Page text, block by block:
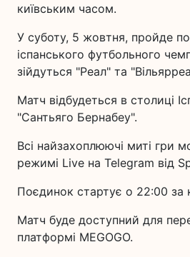
київським часом.
У суботу, 5 жовтня, пройде
іспанського футбольного
зійдуться "Реал" та
Матч відбудеться в столиці
"Сантьяго Бернабеу".
Всі найзахоплюючі миті гри
режимі Live на Telegram від
Поєдинок стартує о 22:00 за
Матч буде доступний для
платформі MEGOGO.